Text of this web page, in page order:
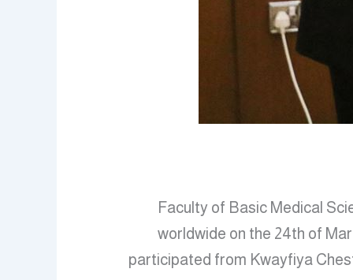
Faculty of Basic Medical
worldwide on the 24th of
participated from Kwayfiya